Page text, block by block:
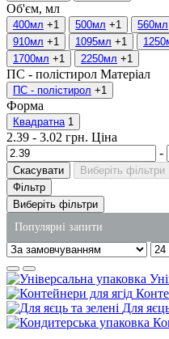
Об'єм, мл
400мл +1 500мл +1 560мл
910мл +1 1095мл +1
1700мл +1 2250мл +1
ПС - полістирол Матеріал
ПС - полістирол +1
Форма
Квадратна 1
2.39 - 3.02 грн. Ціна
-
Скасувати
Виберіть фільтри
Фільтр
Виберіть фільтри
Популярні запити
пластикові одноразові
одноразові пластикові
контейнери зі спіненого
Для